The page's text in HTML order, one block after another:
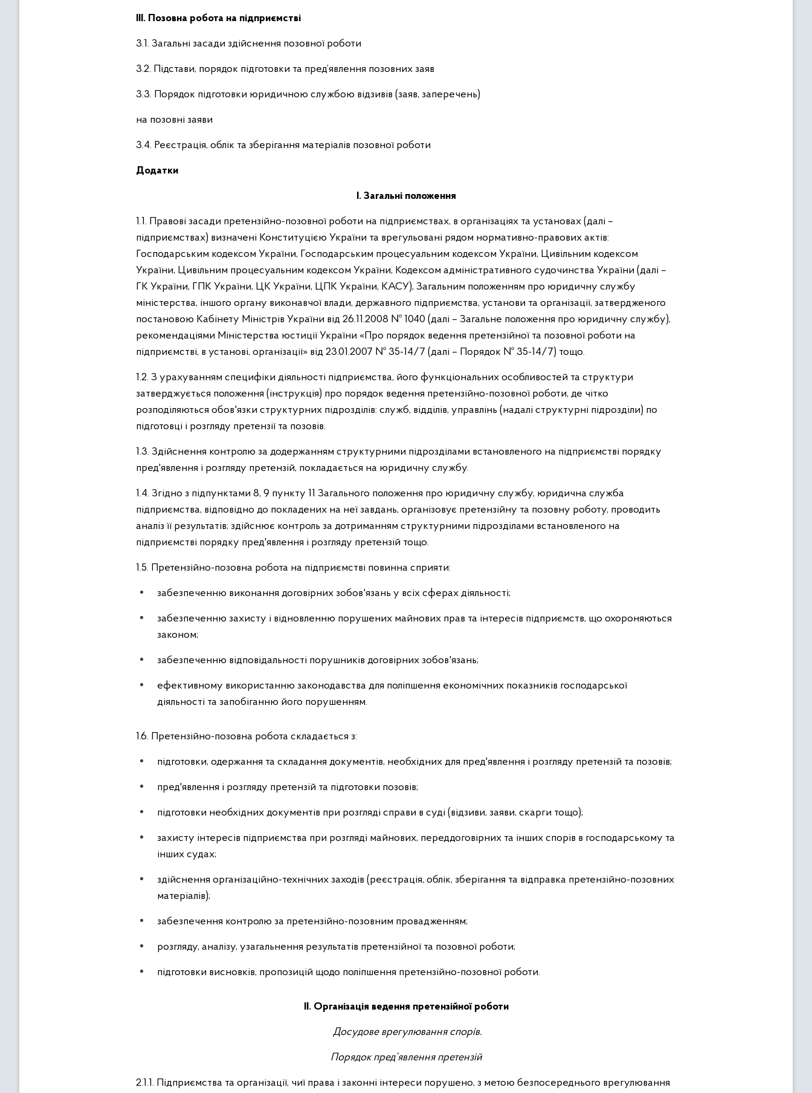
IІІ. Позовна робота на підприємстві
3.1. Загальні засади здійснення позовної роботи
3.2. Підстави, порядок підготовки та пред’явлення позовних заяв
3.3. Порядок підготовки юридичною службою відзивів (заяв, заперечень)
на позовні заяви
3.4. Реєстрація, облік та зберігання матеріалів позовної роботи
Додатки
І. Загальні положення
1.1. Правові засади претензійно-позовної роботи на підприємствах, в організаціях та установах (далі –
підприємствах) визначені Конституцією України та врегульовані рядом нормативно-правових актів:
Господарським кодексом України, Господарським процесуальним кодексом України, Цивільним кодексом
України, Цивільним процесуальним кодексом України, Кодексом адміністративного судочинства України (далі –
ГК України, ГПК України, ЦК України, ЦПК України, КАСУ), Загальним положенням про юридичну службу
міністерства, іншого органу виконавчої влади, державного підприємства, установи та організації, затвердженого
постановою Кабінету Міністрів України від 26.11.2008 № 1040 (далі – Загальне положення про юридичну службу),
рекомендаціями Міністерства юстиції України «Про порядок ведення претензійної та позовної роботи на
підприємстві, в установі, організації» від 23.01.2007 № 35-14/7 (далі – Порядок № 35-14/7) тощо.
1.2. З урахуванням специфіки діяльності підприємства, його функціональних особливостей та структури
затверджується положення (інструкція) про порядок ведення претензійно-позовної роботи, де чітко
розподіляються обов'язки структурних підрозділів: служб, відділів, управлінь (надалі структурні підрозділи) по
підготовці і розгляду претензії та позовів.
1.3. Здійснення контролю за додержанням структурними підрозділами встановленого на підприємстві порядку
пред'явлення і розгляду претензій, покладається на юридичну службу.
1.4. Згідно з підпунктами 8, 9 пункту 11 Загального положення про юридичну службу, юридична служба
підприємства, відповідно до покладених на неї завдань, організовує претензійну та позовну роботу, проводить
аналіз її результатів; здійснює контроль за дотриманням структурними підрозділами встановленого на
підприємстві порядку пред'явлення і розгляду претензій тощо.
1.5. Претензійно-позовна робота на підприємстві повинна сприяти:
забезпеченню виконання договірних зобов'язань у всіх сферах діяльності;
забезпеченню захисту і відновленню порушених майнових прав та інтересів підприємств, що охороняються
законом;
забезпеченню відповідальності порушників договірних зобов'язань;
ефективному використанню законодавства для поліпшення економічних показників господарської
діяльності та запобіганню його порушенням.
1.6. Претензійно-позовна робота складається з:
підготовки, одержання та складання документів, необхідних для пред'явлення і розгляду претензій та позовів;
пред'явлення і розгляду претензій та підготовки позовів;
підготовки необхідних документів при розгляді справи в суді (відзиви, заяви, скарги тощо);
захисту інтересів підприємства при розгляді майнових, переддоговірних та інших спорів в господарському та
інших судах;
здійснення організаційно-технічних заходів (реєстрація, облік, зберігання та відправка претензійно-позовних
матеріалів);
забезпечення контролю за претензійно-позовним провадженням;
розгляду, аналізу, узагальнення результатів претензійної та позовної роботи;
підготовки висновків, пропозицій щодо поліпшення претензійно-позовної роботи.
ІІ. Організація ведення претензійної роботи
Досудове врегулювання спорів.
Порядок пред’явлення претензій
2.1.1. Підприємства та організації, чиї права і законні інтереси порушено, з метою безпосереднього врегулювання